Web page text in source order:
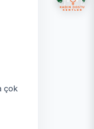
çok